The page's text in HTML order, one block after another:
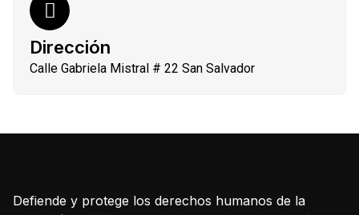
Dirección
Calle Gabriela Mistral # 22 San Salvador
Defiende y protege los derechos humanos de la